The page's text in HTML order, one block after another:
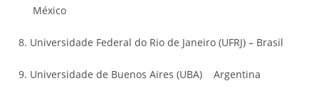
México
Universidade Federal do Rio de Janeiro (UFRJ) – Brasil
Universidade de Buenos Aires (UBA) Argentina